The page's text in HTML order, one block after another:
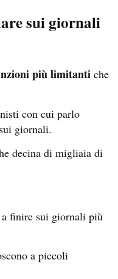
sui giornali
più limitanti che
con cui parlo
giornali.
decina di migliaia di
a finire sui giornali più
a piccoli